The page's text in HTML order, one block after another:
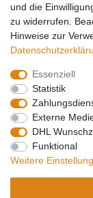
Registrierung
Login
Mein Konto
Impressum
und die
zu widerrufen.
Hinweise zur
Essenziell
Statistik
Externe
DHL
Funktional
Weitere